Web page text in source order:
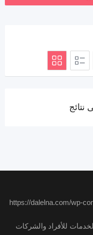
نتائج
للأفراد والشركات